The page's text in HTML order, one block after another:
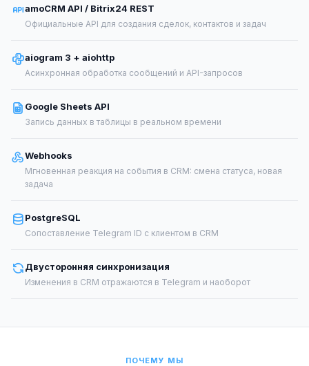
amoCRM API / Bitrix24 REST
Официальные API для создания сделок, контактов и задач
aiogram 3 + aiohttp
Асинхронная обработка сообщений и API-запросов
Google Sheets API
Запись данных в таблицы в реальном времени
Webhooks
Мгновенная реакция на события в CRM: смена статуса, новая
задача
PostgreSQL
Сопоставление Telegram ID с клиентом в CRM
Двусторонняя синхронизация
Изменения в CRM отражаются в Telegram и наоборот
ПОЧЕМУ МЫ